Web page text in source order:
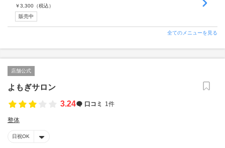
￥3,300 （税込）
販売中
全てのメニューを見る
店舗公式
よもぎサロン
3.24
口コミ 1件
整体
日祝OK